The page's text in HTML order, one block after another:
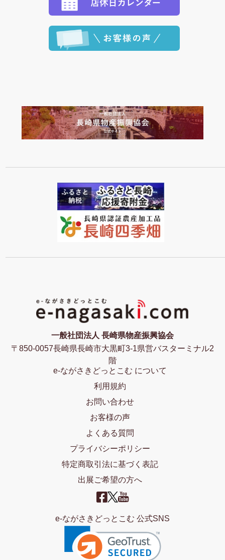
一般社団法人 長崎県物産振興協会
〒850-0057長崎県長崎市大黒町3-1県営バスターミナル2
階
e-ながさきどっとこむ について
利用規約
お問い合わせ
お客様の声
よくある質問
プライバシーポリシー
特定商取引法に基づく表記
出展ご希望の方へ
e-ながさきどっとこむ 公式SNS